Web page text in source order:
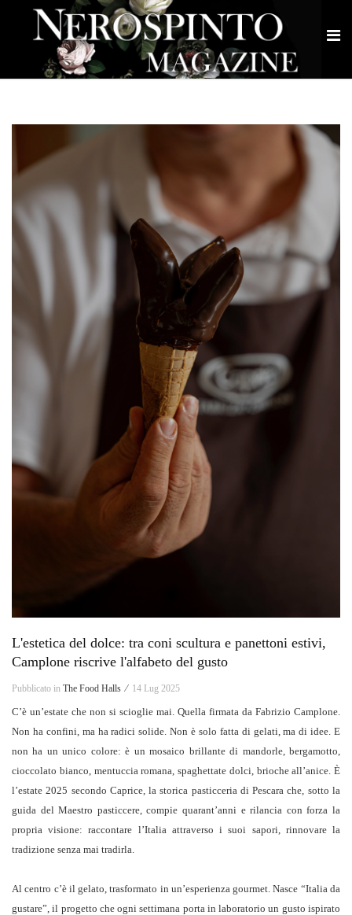
L'estetica del dolce: tra coni scultura e panettoni estivi,
Camplone riscrive l'alfabeto del gusto
Pubblicato in The Food Halls ⁄ 14 Lug 2025
C’è un’estate che non si scioglie mai. Quella firmata da Fabrizio Camplone.
Non ha confini, ma ha radici solide. Non è solo fatta di gelati, ma di idee. E
non ha un unico colore: è un mosaico brillante di mandorle, bergamotto,
cioccolato bianco, mentuccia romana, spaghettate dolci, brioche all’anice. È
l’estate 2025 secondo Caprice, la storica pasticceria di Pescara che, sotto la
guida del Maestro pasticcere, compie quarant’anni e rilancia con forza la
propria visione: raccontare l’Italia attraverso i suoi sapori, rinnovare la
tradizione senza mai tradirla.
Al centro c’è il gelato, trasformato in un’esperienza gourmet. Nasce “Italia da
gustare”, il progetto che ogni settimana porta in laboratorio un gusto ispirato